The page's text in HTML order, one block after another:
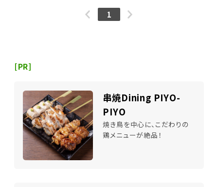
1
[PR]
串焼Dining PIYO-
PIYO
焼き鳥を中心に、こだわりの
鶏メニューが絶品！